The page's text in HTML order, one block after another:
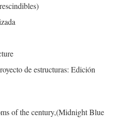
de estructuras: Edición
of the century,(Midnight Blue